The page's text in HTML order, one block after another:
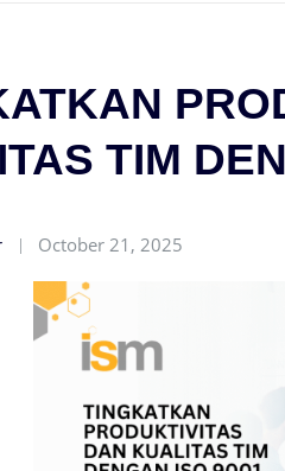
TIM
October 21, 2025